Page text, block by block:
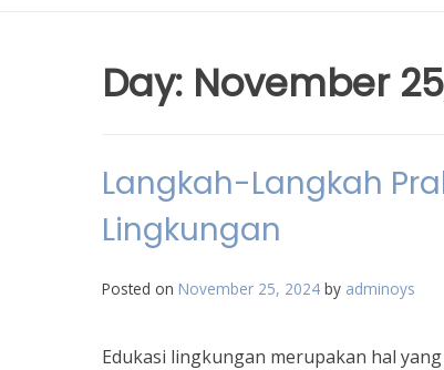
Day: November
Langkah-Langkah
Lingkungan
Posted on November 25, 2024 by adminoys
Edukasi lingkungan merupakan hal